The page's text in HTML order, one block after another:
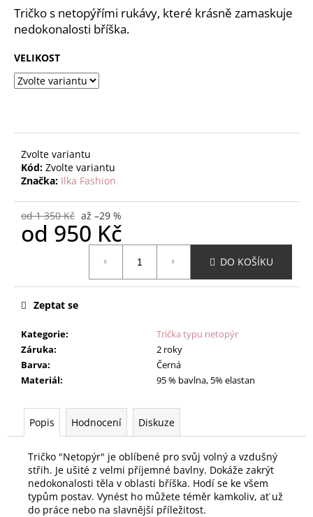
z
5
hvězdiček.
Tričko s netopýřími rukávy, které krásně zamaskuje
nedokonalosti bříška.
VELIKOST
Zvolte variantu
Kód: Zvolte variantu
Značka: Ilka Fashion
od 1 350 Kč až –29 %
od 950 Kč
DO KOŠÍKU
Kategorie:
Trička typu netopýr
Záruka:
2 roky
Barva:
Černá
Materiál: 95 % bavlna, 5% elastan
Zeptat se
Popis Hodnocení Diskuze
Tričko "Netopýr" je oblíbené pro svůj volný a vzdušný
střih. Je ušité z velmi příjemné bavlny. Dokáže zakrýt
nedokonalosti těla v oblasti bříška. Hodí se ke všem
typům postav. Vynést ho můžete téměr kamkoliv, ať už
do práce nebo na slavnější příležitost.
u
j
m
e